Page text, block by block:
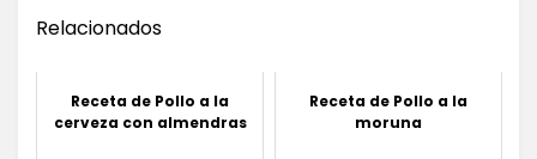
Relacionados
Receta de Pollo a la
cerveza con almendras
Receta de Pollo a la
moruna